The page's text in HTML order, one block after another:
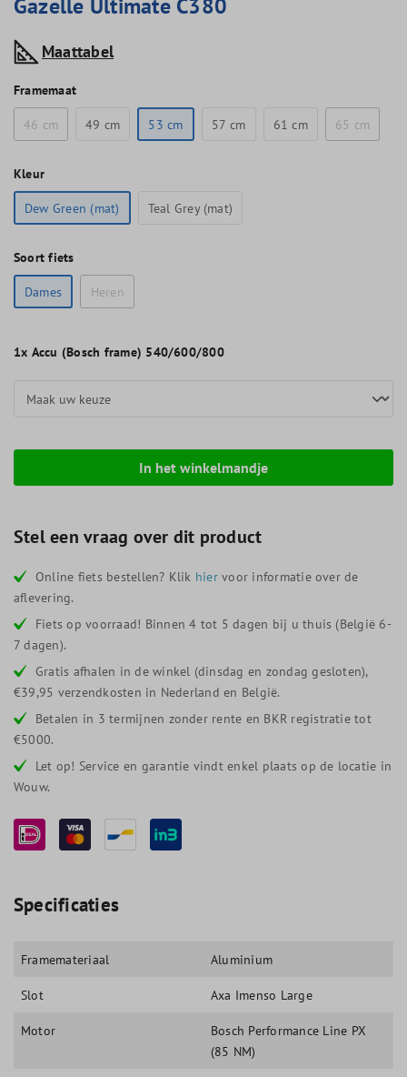
Gazelle Ultimate C380
Maattabel
Framemaat
46 cm
49 cm 53 cm 57 cm 61 cm 65 cm
Kleur
Dew Green (mat)
Teal Grey (mat)
Soort fiets
Dames
Heren
1x Accu (Bosch frame) 540/600/800
In het winkelmandje
Stel een vraag over dit product
Online fiets bestellen? Klik hiervoor informatie over de
aflevering.
Fiets op voorraad! Binnen 4 tot 5 dagen bij u thuis (België 6-
7 dagen).
Gratis afhalen in de winkel (dinsdag en zondag gesloten),
€39,95 verzendkosten in Nederland en België.
Betalen in 3 termijnen zonder rente en BKR registratie tot
€5000.
Let op! Service en garantie vindt enkel plaats op de locatie in
Wouw.
Specificaties
Framemateriaal Aluminium
Slot Axa Imenso Large
Motor
Bosch Performance Line PX
(85 NM)